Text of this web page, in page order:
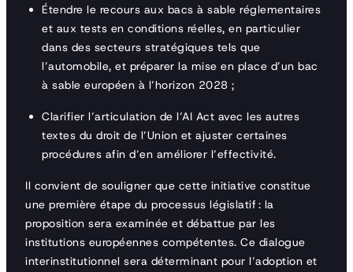
Étendre le recours aux bacs à sable réglementaires
et aux tests en conditions réelles, en particulier
dans des secteurs stratégiques tels que
l’automobile, et préparer la mise en place d’un bac
à sable européen à l’horizon 2028 ;
Clarifier l’articulation de l’AI Act avec les autres
textes du droit de l’Union et ajuster certaines
procédures afin d’en améliorer l’effectivité.
Il convient de souligner que cette initiative constitue
une première étape du processus législatif : la
proposition sera examinée et débattue par les
institutions européennes compétentes. Ce dialogue
interinstitutionnel sera déterminant pour l’adoption et